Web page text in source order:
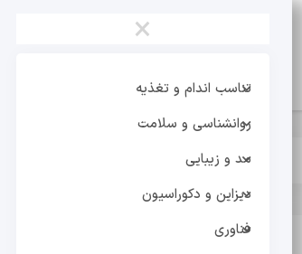
×
تناسب اندام و تغذیه
روانشناسی و سلامت
مد و زیبایی
دیزاین و دکوراسیون
فناوری